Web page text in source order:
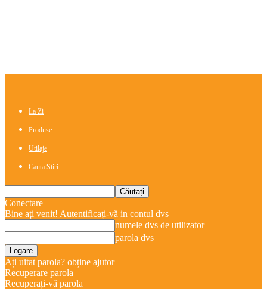
La Zi
Produse
Utilaje
Cauta Stiri
Conectare
Bine ați venit! Autentificați-vă in contul dvs
numele dvs de utilizator
parola dvs
Ați uitat parola? obține ajutor
Recuperare parola
Recuperați-vă parola